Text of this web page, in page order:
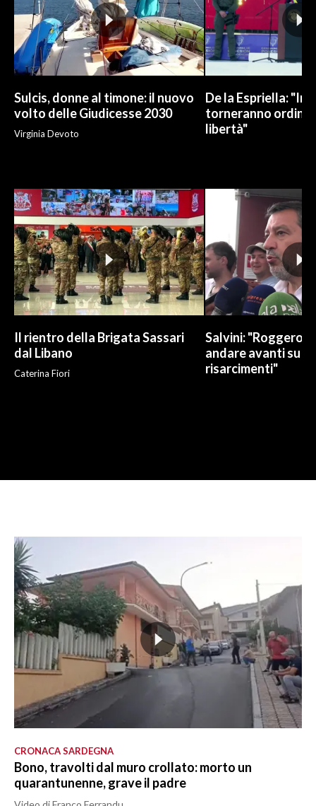
INFO AZIENDE
ABBONATI
ANNUNCI
NECROLOGI
PUBBLICITÀ
SPIAGGE
Sulcis, donne al timone: il nuovo
volto delle Giudicesse 2030
Virginia Devoto
De la Espriella: "In
torneranno
libertà"
Il rientro della Brigata Sassari
dal Libano
Caterina Fiori
Salvini: "Roggero
andare avanti su
risarcimenti"
CRONACA SARDEGNA
Bono, travolti dal muro crollato: morto un
quarantunenne, grave il padre